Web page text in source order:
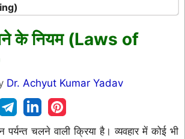
के नियम (Laws of
Dr. Achyut Kumar Yadav
चलने वाली क्रिया है। व्यवहार में कोई भी